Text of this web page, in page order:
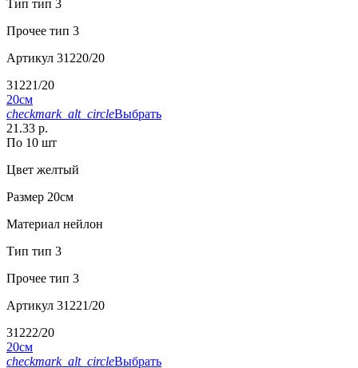
Тип тип 3
Прочее тип 3
Артикул 31220/20
31221/20
20см
checkmark_alt_circleВыбрать
21.33 р.
По 10 шт
Цвет желтый
Размер 20см
Материал нейлон
Тип тип 3
Прочее тип 3
Артикул 31221/20
31222/20
20см
checkmark_alt_circleВыбрать